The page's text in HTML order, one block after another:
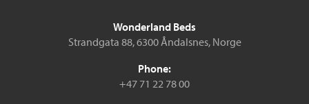
Wonderland Beds
Strandgata 88, 6300 Åndalsnes, Norge
Phone:
+47 71 22 78 00